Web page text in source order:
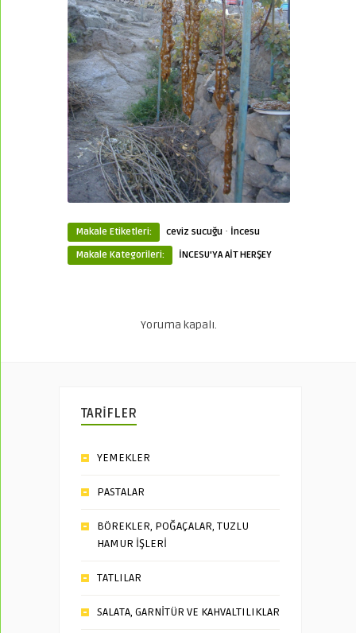
Makale Etiketleri: ceviz sucuğu · İncesu
Makale Kategorileri:
İNCESU'YA AİT HERŞEY
Yoruma kapalı.
TARİFLER
YEMEKLER
PASTALAR
BÖREKLER, POĞAÇALAR, TUZLU
HAMUR İŞLERİ
TATLILAR
SALATA, GARNİTÜR VE KAHVALTILIKLAR